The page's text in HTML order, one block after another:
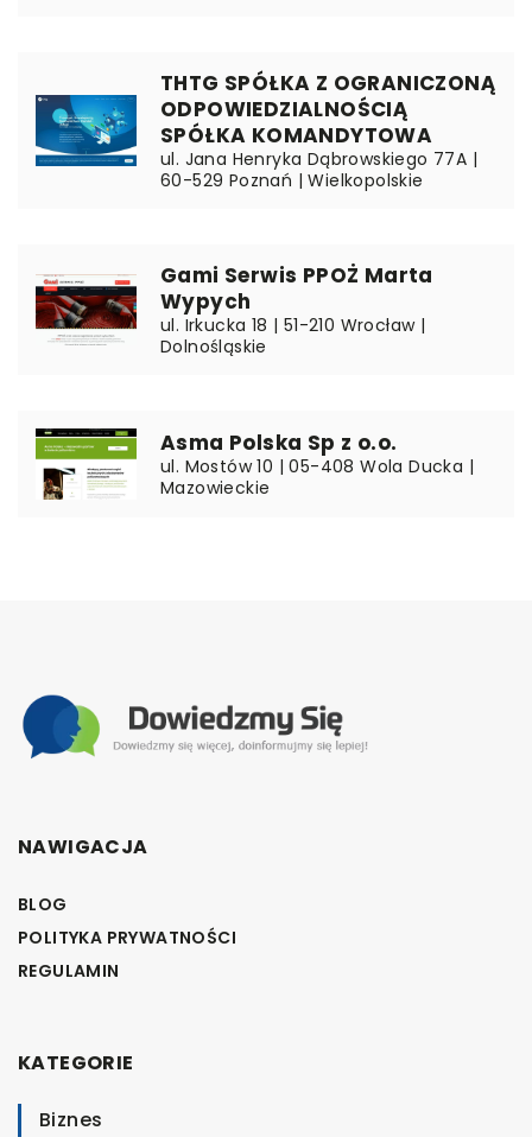
THTG SPÓŁKA Z OGRANICZONĄ
ODPOWIEDZIALNOŚCIĄ
SPÓŁKA KOMANDYTOWA
ul. Jana Henryka Dąbrowskiego 77A |
60-529 Poznań | Wielkopolskie
Gami Serwis PPOŻ Marta
Wypych
ul. Irkucka 18 | 51-210 Wrocław |
Dolnośląskie
Asma Polska Sp z o.o.
ul. Mostów 10 | 05-408 Wola Ducka |
Mazowieckie
NAWIGACJA
BLOG
POLITYKA PRYWATNOŚCI
REGULAMIN
KATEGORIE
Biznes